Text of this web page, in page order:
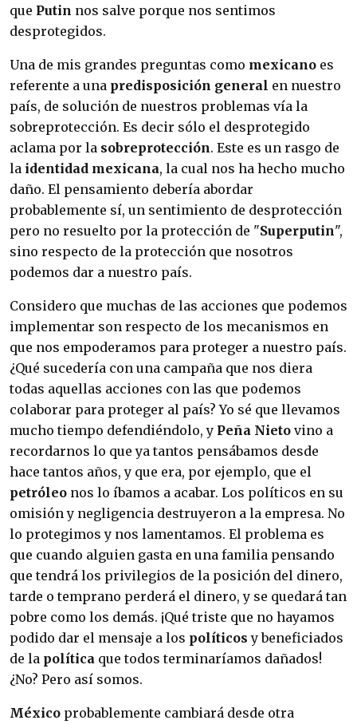
que Putin nos salve porque nos sentimos
desprotegidos.
Una de mis grandes preguntas como mexicano es
referente a una predisposición general en nuestro
país, de solución de nuestros problemas vía la
sobreprotección. Es decir sólo el desprotegido
aclama por la sobreprotección. Este es un rasgo de
la identidad mexicana, la cual nos ha hecho mucho
daño. El pensamiento debería abordar
probablemente sí, un sentimiento de desprotección
pero no resuelto por la protección de "Superputin",
sino respecto de la protección que nosotros
podemos dar a nuestro país.
Considero que muchas de las acciones que podemos
implementar son respecto de los mecanismos en
que nos empoderamos para proteger a nuestro país.
¿Qué sucedería con una campaña que nos diera
todas aquellas acciones con las que podemos
colaborar para proteger al país? Yo sé que llevamos
mucho tiempo defendiéndolo, y Peña Nieto vino a
recordarnos lo que ya tantos pensábamos desde
hace tantos años, y que era, por ejemplo, que el
petróleo nos lo íbamos a acabar. Los políticos en su
omisión y negligencia destruyeron a la empresa. No
lo protegimos y nos lamentamos. El problema es
que cuando alguien gasta en una familia pensando
que tendrá los privilegios de la posición del dinero,
tarde o temprano perderá el dinero, y se quedará tan
pobre como los demás. ¡Qué triste que no hayamos
podido dar el mensaje a los políticos y beneficiados
de la política que todos terminaríamos dañados!
¿No? Pero así somos.
México probablemente cambiará desde otra